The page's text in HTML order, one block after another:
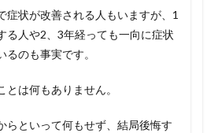
症状が改善される人もいますが、1
る人や2、3年経っても一向に症状
のも事実です。
は何もありません。
らといって何もせず、結局後悔す